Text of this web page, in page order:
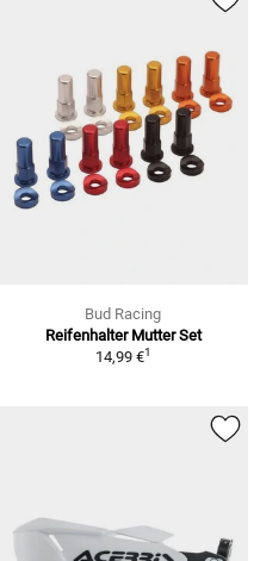
Bud Racing
Reifenhalter Mutter Set
14,99 €1